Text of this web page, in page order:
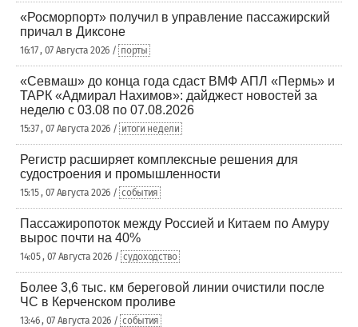
«Росморпорт» получил в управление пассажирский
причал в Диксоне
16:17 , 07 Августа 2026 / порты
«Севмаш» до конца года сдаст ВМФ АПЛ «Пермь» и
ТАРК «Адмирал Нахимов»: дайджест новостей за
неделю с 03.08 по 07.08.2026
15:37 , 07 Августа 2026 / итоги недели
Регистр расширяет комплексные решения для
судостроения и промышленности
15:15 , 07 Августа 2026 / события
Пассажиропоток между Россией и Китаем по Амуру
вырос почти на 40%
14:05 , 07 Августа 2026 / судоходство
Более 3,6 тыс. км береговой линии очистили после
ЧС в Керченском проливе
13:46 , 07 Августа 2026 / события